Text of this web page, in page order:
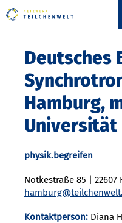
Deutsches
Hamburg,
Universität
physik.begreifen
Notkestraße 85 | 22607
Kontaktperson: Diana